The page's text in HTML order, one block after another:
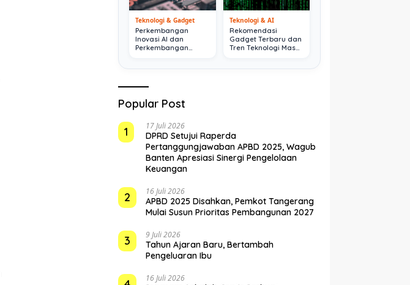
Teknologi & Gadget
Perkembangan
Inovasi AI dan
Perkembangan
Teknologi & AI
Rekomendasi
Gadget Terbaru dan
Tren Teknologi Masa
Popular Post
1
17 Juli 2026
DPRD Setujui Raperda
Pertanggungjawaban APBD 2025, Wagub
Banten Apresiasi Sinergi Pengelolaan
Keuangan
2 16 Juli 2026
APBD 2025 Disahkan, Pemkot Tangerang
Mulai Susun Prioritas Pembangunan 2027
3 9 Juli 2026
Tahun Ajaran Baru, Bertambah
Pengeluaran Ibu
16 Juli 2026